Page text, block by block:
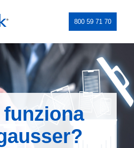
800 59 71 70
funziona